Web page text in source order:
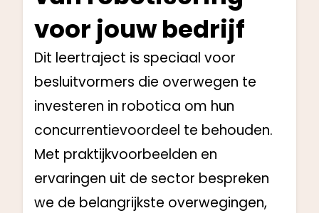
voor jouw bedrijf
Dit leertraject is speciaal voor
besluitvormers die overwegen te
investeren in robotica om hun
concurrentievoordeel te behouden.
Met praktijkvoorbeelden en
ervaringen uit de sector bespreken
we de belangrijkste overwegingen,